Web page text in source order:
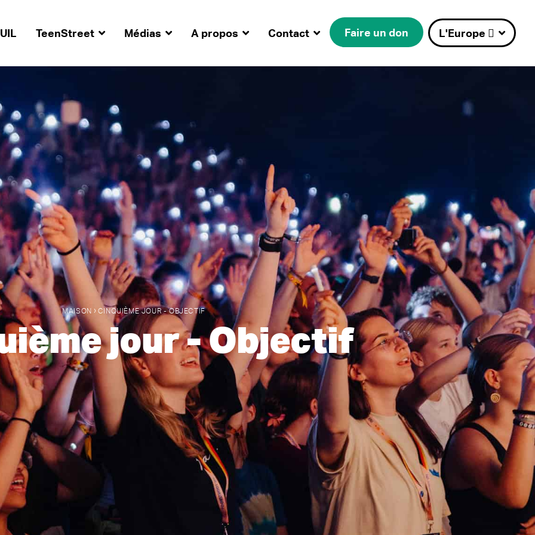
TeenStreet Médias A propos Contact Faire un don L'Europe 
MAISON › CINQUIÈME JOUR - OBJECTIF
jour - Objectif